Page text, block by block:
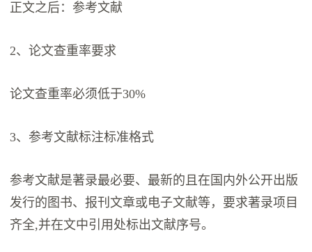
正文之后：参考文献
2、论文查重率要求
论文查重率必须低于30%
3、参考文献标注标准格式
参考文献是著录最必要、最新的且在国内外公开出版
发行的图书、报刊文章或电子文献等，要求著录项目
齐全,并在文中引用处标出文献序号。